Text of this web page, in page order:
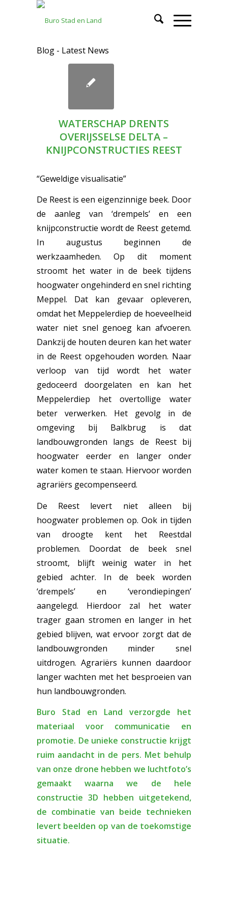
Blog - Latest News
WATERSCHAP DRENTS
OVERIJSSELSE DELTA –
KNIJPCONSTRUCTIES REEST
“Geweldige visualisatie”
De Reest is een eigenzinnige beek. Door
de aanleg van ‘drempels’ en een
knijpconstructie wordt de Reest getemd.
In augustus beginnen de
werkzaamheden. Op dit moment
stroomt het water in de beek tijdens
hoogwater ongehinderd en snel richting
Meppel. Dat kan gevaar opleveren,
omdat het Meppelerdiep de hoeveelheid
water niet snel genoeg kan afvoeren.
Dankzij de houten deuren kan het water
in de Reest opgehouden worden. Naar
verloop van tijd wordt het water
gedoceerd doorgelaten en kan het
Meppelerdiep het overtollige water
beter verwerken. Het gevolg in de
omgeving bij Balkbrug is dat
landbouwgronden langs de Reest bij
hoogwater eerder en langer onder
water komen te staan. Hiervoor worden
agrariërs gecompenseerd.
De Reest levert niet alleen bij
hoogwater problemen op. Ook in tijden
van droogte kent het Reestdal
problemen. Doordat de beek snel
stroomt, blijft weinig water in het
gebied achter. In de beek worden
‘drempels’ en ‘verondiepingen’
aangelegd. Hierdoor zal het water
trager gaan stromen en langer in het
gebied blijven, wat ervoor zorgt dat de
landbouwgronden minder snel
uitdrogen. Agrariërs kunnen daardoor
langer wachten met het besproeien van
hun landbouwgronden.
Buro Stad en Land verzorgde het
materiaal voor communicatie en
promotie. De unieke constructie krijgt
ruim aandacht in de pers. Met behulp
van onze drone hebben we luchtfoto’s
gemaakt waarna we de hele
constructie 3D hebben uitgetekend,
de combinatie van beide technieken
levert beelden op van de toekomstige
situatie.